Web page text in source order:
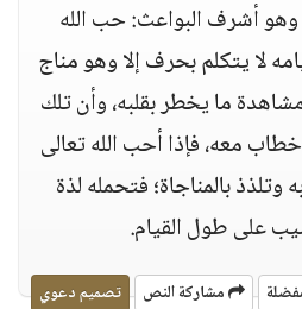
وهو أشرف البواعث: حب الله
لا يتكلم بحرف إلا وهو مناج
ما يخطر بقلبه، وأن تلك
معه، فإذا أحب الله تعالى
وتلذذ بالمناجاة؛ فتحمله لذة
على طول القيام.
مشاركة النص تصميم دعوي